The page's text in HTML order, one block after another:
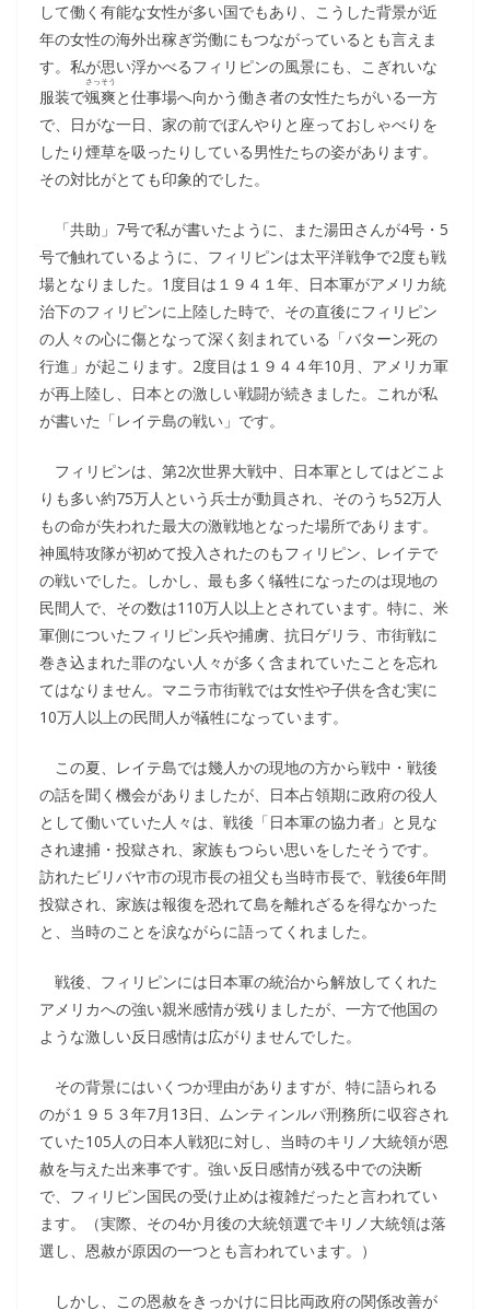
して働く有能な女性が多い国でもあり、こうした背景が近
年の女性の海外出稼ぎ労働にもつながっているとも言えま
す。私が思い浮かべるフィリピンの風景にも、こぎれいな
服装で颯爽
さっそう
と仕事場へ向かう働き者の女性たちがいる一方
で、日がな一日、家の前でぼんやりと座っておしゃべりを
したり煙草を吸ったりしている男性たちの姿があります。
その対比がとても印象的でした。
「共助」7号で私が書いたように、また湯田さんが4号・5
号で触れているように、フィリピンは太平洋戦争で2度も戦
場となりました。1度目は１９４１年、日本軍がアメリカ統
治下のフィリピンに上陸した時で、その直後にフィリピン
の人々の心に傷となって深く刻まれている「バターン死の
行進」が起こります。2度目は１９４４年10月、アメリカ軍
が再上陸し、日本との激しい戦闘が続きました。これが私
が書いた「レイテ島の戦い」です。
フィリピンは、第2次世界大戦中、日本軍としてはどこよ
りも多い約75万人という兵士が動員され、そのうち52万人
もの命が失われた最大の激戦地となった場所であります。
神風特攻隊が初めて投入されたのもフィリピン、レイテで
の戦いでした。しかし、最も多く犠牲になったのは現地の
民間人で、その数は110万人以上とされています。特に、米
軍側についたフィリピン兵や捕虜、抗日ゲリラ、市街戦に
巻き込まれた罪のない人々が多く含まれていたことを忘れ
てはなりません。マニラ市街戦では女性や子供を含む実に
10万人以上の民間人が犠牲になっています。
この夏、レイテ島では幾人かの現地の方から戦中・戦後
の話を聞く機会がありましたが、日本占領期に政府の役人
として働いていた人々は、戦後「日本軍の協力者」と見な
され逮捕・投獄され、家族もつらい思いをしたそうです。
訪れたビリバヤ市の現市長の祖父も当時市長で、戦後6年間
投獄され、家族は報復を恐れて島を離れざるを得なかった
と、当時のことを涙ながらに語ってくれました。
戦後、フィリピンには日本軍の統治から解放してくれた
アメリカへの強い親米感情が残りましたが、一方で他国の
ような激しい反日感情は広がりませんでした。
その背景にはいくつか理由がありますが、特に語られる
のが１９５３年7月13日、ムンティンルパ刑務所に収容され
ていた105人の日本人戦犯に対し、当時のキリノ大統領が恩
赦を与えた出来事です。強い反日感情が残る中での決断
で、フィリピン国民の受け止めは複雑だったと言われてい
ます。（実際、その4か月後の大統領選でキリノ大統領は落
選し、恩赦が原因の一つとも言われています。）
しかし、この恩赦をきっかけに日比両政府の関係改善が